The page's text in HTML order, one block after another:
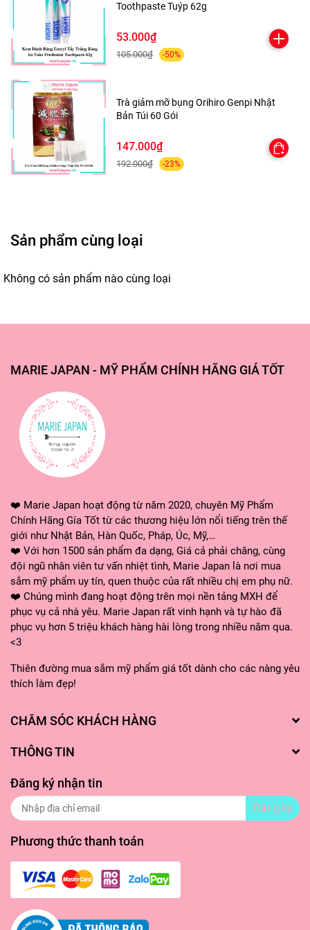
Kẻ dọc theo viền mí mắt từ đầu đến đuôi mắt.
Có thể kéo dài phần đuôi để tạo eyeliner wing.
Dùng cho cả mí trên và mí dưới (tightline).
Đậy nắp sau khi dùng để tránh khô đầu bút.
✅---MARIE JAPAN CAM KẾT---✅
🌸 Các sản phẩm được nhập khẩu chính hãng, đạt tiêu
chuẩn về chất lượng và an toàn.
cũng như dịch vụ của shop, xin quý khách hãy CHAT NGAY
với shop để được tư vấn và hỗ trợ.
🌸 Hỗ trợ đổi trả sản phẩm theo chính sách
❤ MARIE JAPAN xin cảm ơn quý khách đã tin tưởng và sử
dụng sản phẩm của shop. Shop sẽ không ngừng cải tiến,
mang lại những dòng sản phẩm và dịch vụ tốt nhất đến
tay khách hàng! ❤️
#focallure #kemat #chikematfocallure #eyeliner #gelpencil
#mariejapan #mariejapanstore #hangnhatgiatot
Toothpaste Tuýp 62g
53.000₫
105.000₫ -50%
Trà giảm mỡ bụng Orihiro Genpi Nhật
Bản Túi 60 Gói
147.000₫
192.000₫ -23%
Sản phẩm cùng loại
Không có sản phẩm nào cùng loại
MARIE JAPAN - MỸ PHẨM CHÍNH HÃNG GIÁ TỐT
❤️ Marie Japan hoạt động từ năm 2020, chuyên Mỹ Phẩm
Chính Hãng Gía Tốt từ các thương hiệu lớn nổi tiếng trên thế
giới như Nhật Bản, Hàn Quốc, Pháp, Úc, Mỹ,…
❤️ Với hơn 1500 sản phẩm đa dạng, Giá cả phải chăng, cùng
đội ngũ nhân viên tư vấn nhiệt tình, Marie Japan là nơi mua
sắm mỹ phẩm uy tín, quen thuộc của rất nhiều chị em phụ nữ.
❤️ Chúng mình đang hoạt động trên mọi nền tảng MXH để
phục vụ cả nhà yêu. Marie Japan rất vinh hạnh và tự hào đã
phục vụ hơn 5 triệu khách hàng hài lòng trong nhiều năm qua.
<3
Thiên đường mua sắm mỹ phẩm giá tốt dành cho các nàng yêu
thích làm đẹp!
CHĂM SÓC KHÁCH HÀNG
THÔNG TIN
Đăng ký nhận tin
Đăng ký
Phương thức thanh toán